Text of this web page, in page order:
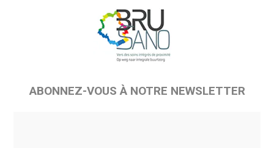
ABONNEZ-VOUS À NOTRE NEWSLETTER